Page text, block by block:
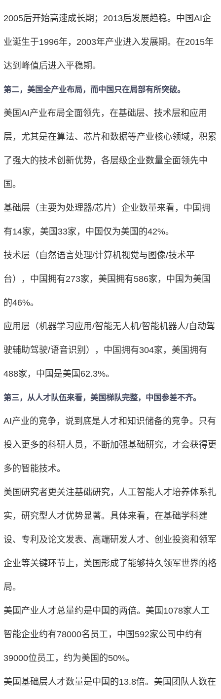
2005后开始高速成长期；2013后发展趋稳。中国AI企
业诞生于1996年，2003年产业进入发展期。在2015年
达到峰值后进入平稳期。
第二，美国全产业布局，而中国只在局部有所突破。
美国AI产业布局全面领先，在基础层、技术层和应用
层，尤其是在算法、芯片和数据等产业核心领域，积累
了强大的技术创新优势，各层级企业数量全面领先中
国。
基础层（主要为处理器/芯片）企业数量来看，中国拥
有14家，美国33家，中国仅为美国的42%。
技术层（自然语言处理/计算机视觉与图像/技术平
台），中国拥有273家，美国拥有586家，中国为美国
的46%。
应用层（机器学习应用/智能无人机/智能机器人/自动驾
驶辅助驾驶/语音识别），中国拥有304家，美国拥有
488家，中国是美国62.3%。
第三，从人才队伍来看，美国梯队完整，中国参差不齐。
AI产业的竞争，说到底是人才和知识储备的竞争。只有
投入更多的科研人员，不断加强基础研究，才会获得更
多的智能技术。
美国研究者更关注基础研究，人工智能人才培养体系扎
实，研究型人才优势显著。具体来看，在基础学科建
设、专利及论文发表、高端研发人才、创业投资和领军
企业等关键环节上，美国形成了能够持久领军世界的格
局。
美国产业人才总量约是中国的两倍。美国1078家人工
智能企业约有78000名员工，中国592家公司中约有
39000位员工，约为美国的50%。
美国基础层人才数量是中国的13.8倍。美国团队人数在